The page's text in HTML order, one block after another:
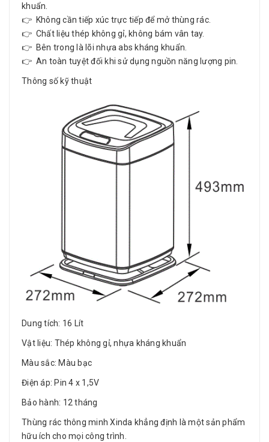
khuẩn.
👉 Không cần tiếp xúc trực tiếp để mở thùng rác.
👉 Chất liệu thép không gỉ, không bám vân tay.
👉 Bên trong là lõi nhựa abs kháng khuẩn.
👉 An toàn tuyệt đối khi sử dụng nguồn năng lượng pin.
Thông số kỹ thuật
Dung tích: 16 Lít
Vật liệu: Thép không gỉ, nhựa kháng khuẩn
Màu sắc: Màu bạc
Điện áp: Pin 4 x 1,5V
Bảo hành: 12 tháng
Thùng rác thông minh Xinda khẳng định là một sản phẩm
hữu ích cho mọi công trình.